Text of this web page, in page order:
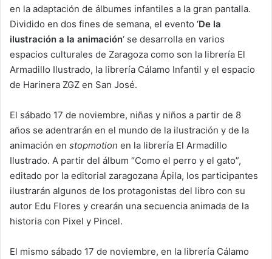
en la adaptación de álbumes infantiles a la gran pantalla.
Dividido en dos fines de semana, el evento ‘De la
ilustración a la animación‘ se desarrolla en varios
espacios culturales de Zaragoza como son la librería El
Armadillo Ilustrado, la librería Cálamo Infantil y el espacio
de Harinera ZGZ en San José.
El sábado 17 de noviembre, niñas y niños a partir de 8
años se adentrarán en el mundo de la ilustración y de la
animación en stopmotion en la librería El Armadillo
Ilustrado. A partir del álbum “Como el perro y el gato”,
editado por la editorial zaragozana Ápila, los participantes
ilustrarán algunos de los protagonistas del libro con su
autor Edu Flores y crearán una secuencia animada de la
historia con Pixel y Pincel.
El mismo sábado 17 de noviembre, en la librería Cálamo